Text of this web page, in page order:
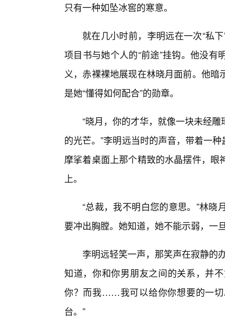
只有一种如坠冰窖的寒意。
就在几小时前，李明远在一次“私
项目书与她个人的“前途”挂钩。他没
义，赤裸裸地展现在林晓月面前。他
是她“懂得如何配合”的勋章。
“晓月，你的才华，就像一块未经
的光芒。”李明远当时的声音，带着一
摩挲着桌面上那个精致的水晶摆件，
上。
“总裁，我不明白您的意思。”林
要冲出胸膛。她知道，她不能示弱，一
李明远轻笑一声，那笑声在寂静的
知道，你和你男朋友之间的关系，并
你？而我……我可以给你你想要的一
台。”